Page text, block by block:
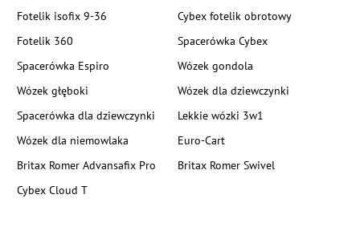
Fotelik isofix 9-36
Cybex fotelik obrotowy
Fotelik 360
Spacerówka Cybex
Spacerówka Espiro
Wózek gondola
Wózek głęboki
Wózek dla dziewczynki
Spacerówka dla dziewczynki
Lekkie wózki 3w1
Wózek dla niemowlaka
Euro-Cart
Britax Romer Advansafix Pro
Britax Romer Swivel
Cybex Cloud T